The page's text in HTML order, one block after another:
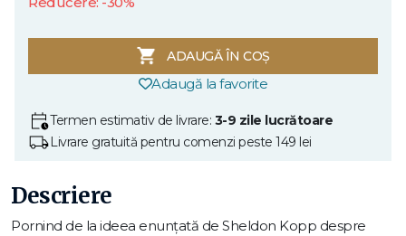
ADAUGĂ ÎN COȘ
Adaugă la favorite
Termen estimativ de livrare: 3-9 zile lucrătoare
Livrare gratuită pentru comenzi peste 149 lei
Descriere
Pornind de la ideea enunțată de Sheldon Kopp despre